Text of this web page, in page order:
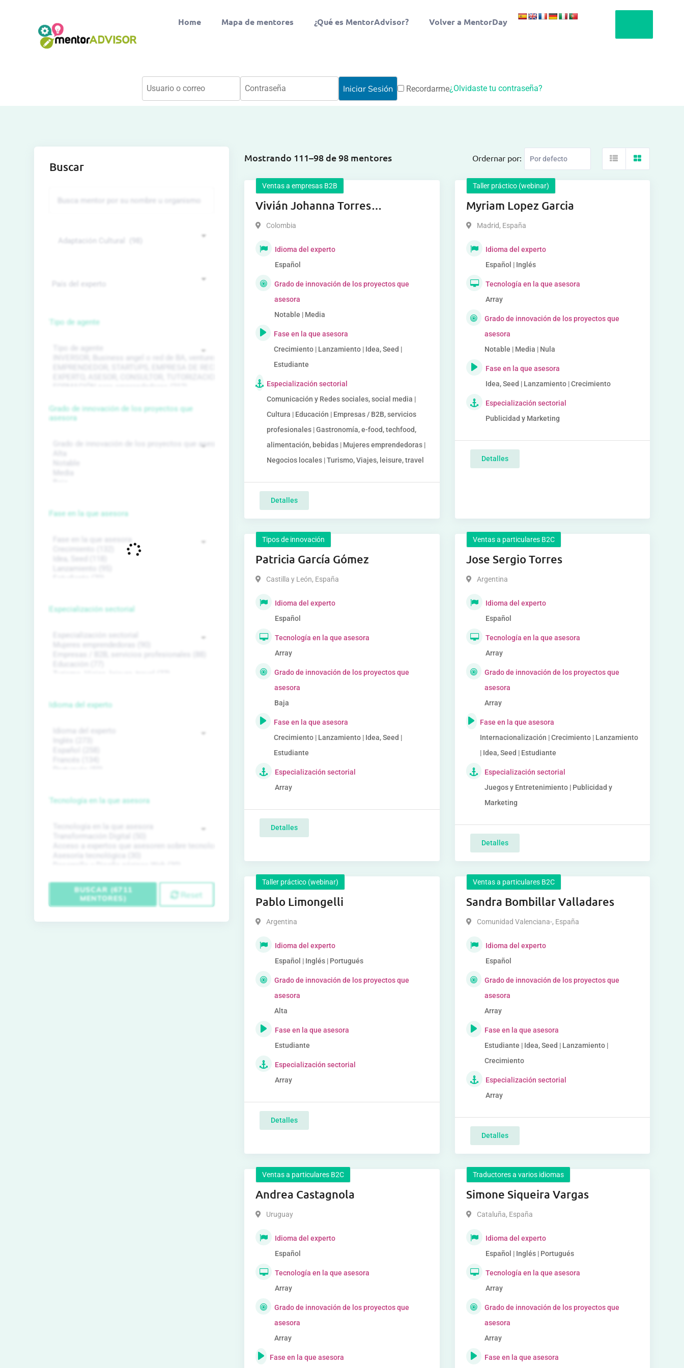
Home Mapa de mentores ¿Qué es MentorAdvisor? Volver a MentorDay
Recordarme¿Olvidaste tu contraseña?
Mostrando 111–98 de 98 mentores Ordernar por:
Ventas a empresas B2B
Vivián Johanna Torres
Fernández
Colombia
Idioma del experto
Español
Grado de innovación de los proyectos que
asesora
Notable | Media
Fase en la que asesora
Crecimiento | Lanzamiento | Idea, Seed |
Estudiante
Especialización sectorial
Comunicación y Redes sociales, social media |
Cultura | Educación | Empresas / B2B, servicios
profesionales | Gastronomía, e-food, techfood,
alimentación, bebidas | Mujeres emprendedoras |
Negocios locales | Turismo, Viajes, leisure, travel
Detalles
Taller práctico (webinar)
Myriam Lopez Garcia
Madrid, España
Idioma del experto
Español | Inglés
Tecnología en la que asesora
Array
Grado de innovación de los proyectos que
asesora
Notable | Media | Nula
Fase en la que asesora
Idea, Seed | Lanzamiento | Crecimiento
Especialización sectorial
Publicidad y Marketing
Detalles
Tipos de innovación
Patricia García Gómez
Castilla y León, España
Idioma del experto
Español
Tecnología en la que asesora
Array
Grado de innovación de los proyectos que
asesora
Baja
Fase en la que asesora
Crecimiento | Lanzamiento | Idea, Seed |
Estudiante
Especialización sectorial
Array
Detalles
Ventas a particulares B2C
Jose Sergio Torres
Argentina
Idioma del experto
Español
Tecnología en la que asesora
Array
Grado de innovación de los proyectos que
asesora
Array
Fase en la que asesora
Internacionalización | Crecimiento | Lanzamiento
| Idea, Seed | Estudiante
Especialización sectorial
Juegos y Entretenimiento | Publicidad y
Marketing
Detalles
Taller práctico (webinar)
Pablo Limongelli
Argentina
Idioma del experto
Español | Inglés | Portugués
Grado de innovación de los proyectos que
asesora
Alta
Fase en la que asesora
Estudiante
Especialización sectorial
Array
Detalles
Ventas a particulares B2C
Sandra Bombillar Valladares
Comunidad Valenciana-, España
Idioma del experto
Español
Grado de innovación de los proyectos que
asesora
Array
Fase en la que asesora
Estudiante | Idea, Seed | Lanzamiento |
Crecimiento
Especialización sectorial
Array
Detalles
Ventas a particulares B2C
Andrea Castagnola
Uruguay
Idioma del experto
Español
Tecnología en la que asesora
Array
Grado de innovación de los proyectos que
asesora
Array
Fase en la que asesora
Traductores a varios idiomas
Simone Siqueira Vargas
Cataluña, España
Idioma del experto
Español | Inglés | Portugués
Tecnología en la que asesora
Array
Grado de innovación de los proyectos que
asesora
Array
Fase en la que asesora
Buscar
Tipo de agente
Grado de innovación de los proyectos que
asesora
Fase en la que asesora
Especialización sectorial
Idioma del experto
Tecnología en la que asesora
BUSCAR (6711
MENTORES)
Reset